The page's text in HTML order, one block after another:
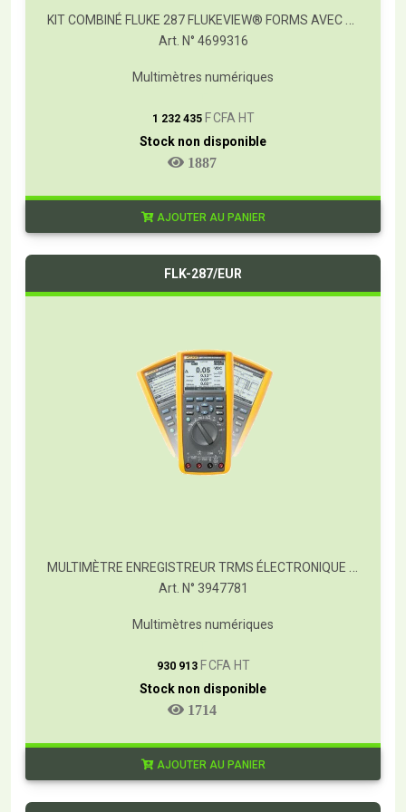
KIT COMBINÉ FLUKE 287 FLUKEVIEW® FORMS AVEC CONNECTEUR IR3000 FC
Art. N° 4699316
Multimètres numériques
1 232 435 F CFA HT
Stock non disponible
1887
AJOUTER AU PANIER
FLK-287/EUR
MULTIMÈTRE ENREGISTREUR TRMS ÉLECTRONIQUE FLUKE 287
Art. N° 3947781
Multimètres numériques
930 913 F CFA HT
Stock non disponible
1714
AJOUTER AU PANIER